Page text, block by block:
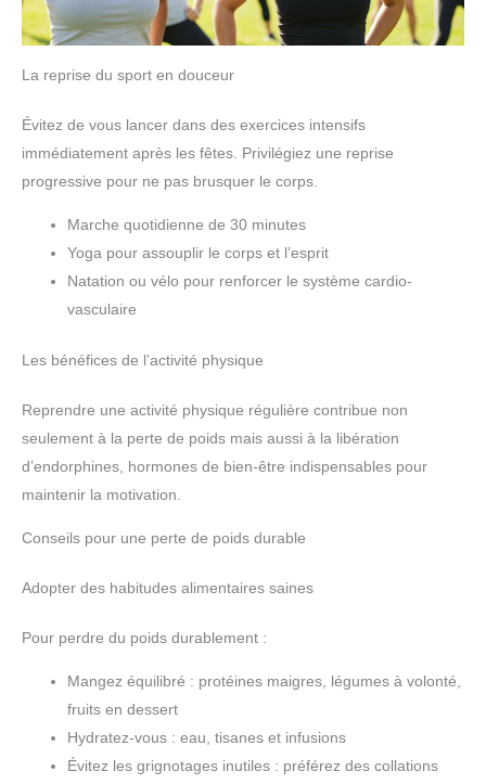
La reprise du sport en douceur
Évitez de vous lancer dans des exercices intensifs
immédiatement après les fêtes. Privilégiez une reprise
progressive pour ne pas brusquer le corps.
Marche quotidienne de 30 minutes
Yoga pour assouplir le corps et l’esprit
Natation ou vélo pour renforcer le système cardio-
vasculaire
Les bénéfices de l’activité physique
Reprendre une activité physique régulière contribue non
seulement à la perte de poids mais aussi à la libération
d’endorphines, hormones de bien-être indispensables pour
maintenir la motivation.
Conseils pour une perte de poids durable
Adopter des habitudes alimentaires saines
Pour perdre du poids durablement :
Mangez équilibré : protéines maigres, légumes à volonté,
fruits en dessert
Hydratez-vous : eau, tisanes et infusions
Évitez les grignotages inutiles : préférez des collations